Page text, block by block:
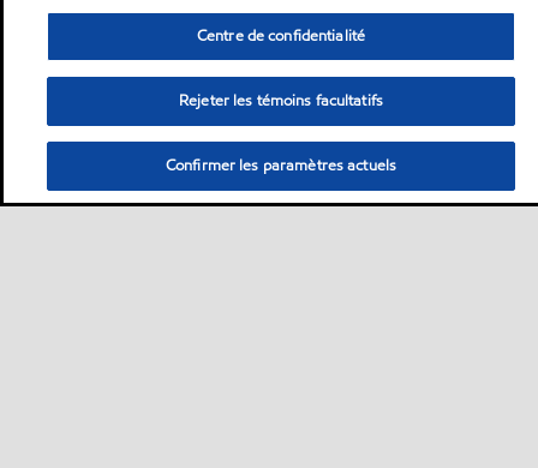
Centre de confidentialité
Rejeter les témoins facultatifs
Confirmer les paramètres actuels